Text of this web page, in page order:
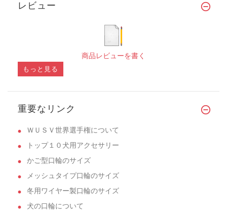
レビュー
商品レビューを書く
もっと見る
重要なリンク
ＷＵＳＶ世界選手権について
トップ１０犬用アクセサリー
かご型口輪のサイズ
メッシュタイプ口輪のサイズ
冬用ワイヤー製口輪のサイズ
犬の口輪について